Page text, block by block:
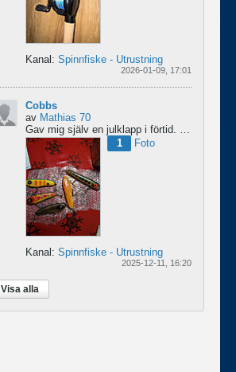
Kanal: Spinnfiske - Utrustning
2026-01-09, 17:01
Cobbs
av Mathias 70
1
Foto
Kanal: Spinnfiske - Utrustning
2025-12-11, 16:20
Visa alla